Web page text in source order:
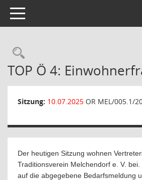
Toggle navigation
Rechercheauswahl
TOP Ö 4:
Sitzung: 10.07.2025 OR MEL/005.1/
Der heutigen Sitzung wohnen
Traditionsverein Melchendorf e. V.
auf die abgegebene Bedarfsmeldung